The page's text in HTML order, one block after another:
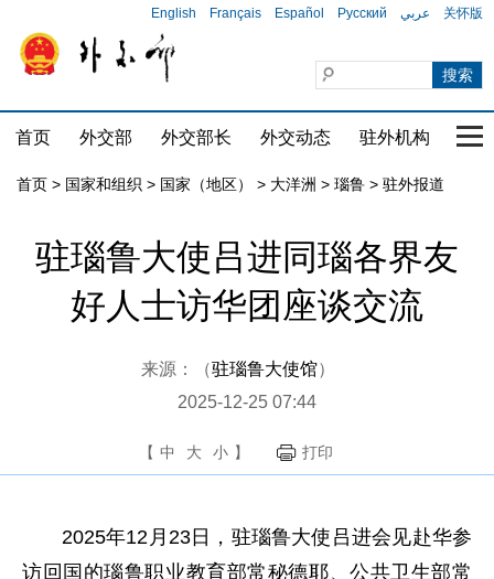
English Français Español Русский عربي 关怀版
首页 外交部 外交部长 外交动态 驻外机构 国
首页 > 国家和组织 > 国家（地区） > 大洋洲 > 瑙鲁 > 驻外报道
驻瑙鲁大使吕进同瑙各界友
好人士访华团座谈交流
来源：（驻瑙鲁大使馆）
2025-12-25 07:44
【 中 大 小 】 打印
2025年12月23日，驻瑙鲁大使吕进会见赴华参
访回国的瑙鲁职业教育部常秘德耶、公共卫生部常